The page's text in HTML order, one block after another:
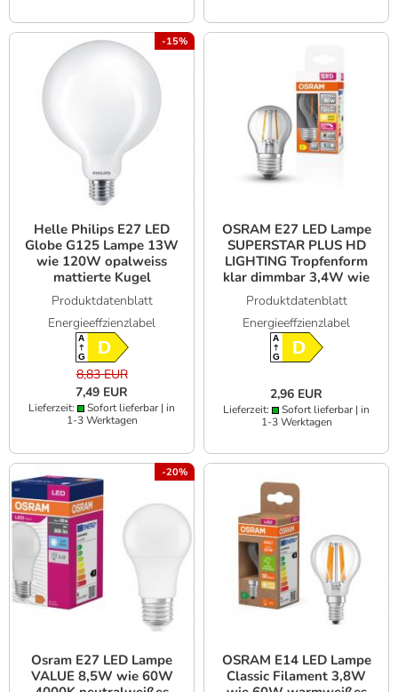
-15%
Helle Philips E27 LED
Globe G125 Lampe 13W
wie 120W opalweiss
mattierte Kugel
warmweiß
Produktdatenblatt
Energieeffzienzlabel
A
GD
8,83 EUR
7,49 EUR
Lieferzeit:
Sofort lieferbar | in
1-3 Werktagen
OSRAM E27 LED Lampe
SUPERSTAR PLUS HD
LIGHTING Tropfenform
klar dimmbar 3,4W wie
40W warmweißes Licht
& hohe Farbwiedergabe
Produktdatenblatt
Energieeffzienzlabel
A
GD
2,96 EUR
Lieferzeit:
Sofort lieferbar | in
1-3 Werktagen
-20%
Osram E27 LED Lampe
VALUE 8,5W wie 60W
OSRAM E14 LED Lampe
Classic Filament 3,8W